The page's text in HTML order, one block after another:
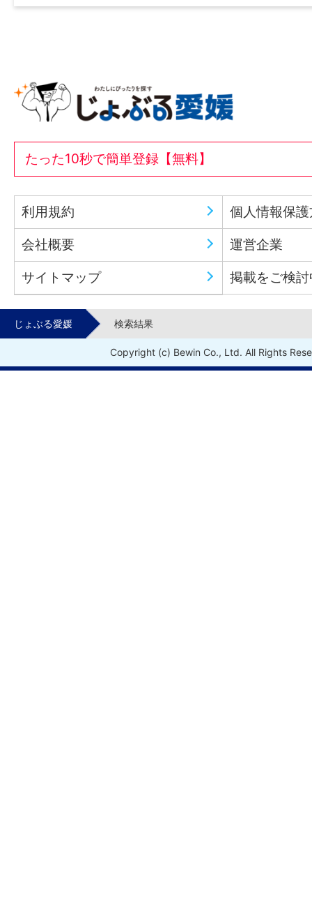
たった10秒で簡単登録【無料】
利用規約 個人情報保
会社概要 運営企業
サイトマップ 掲載をご検
じょぶる愛媛 検索結果
Copyright (c) Bewin Co., Ltd. All Rights